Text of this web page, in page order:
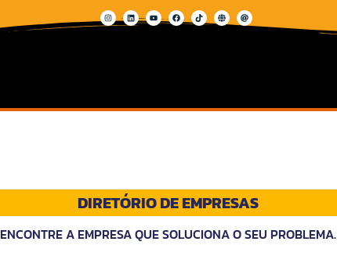
DIRETÓRIO DE EMPRESAS
ENCONTRE A EMPRESA QUE SOLUCIONA O SEU PROBLEMA.